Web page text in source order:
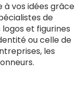
à vos idées grâce
de
logos et figurines
ou celle de
les